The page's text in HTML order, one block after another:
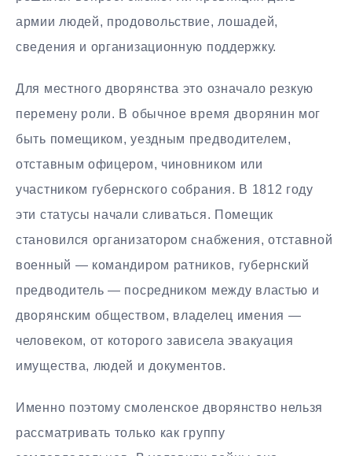
армии людей, продовольствие, лошадей,
сведения и организационную поддержку.
Для местного дворянства это означало резкую
перемену роли. В обычное время дворянин мог
быть помещиком, уездным предводителем,
отставным офицером, чиновником или
участником губернского собрания. В 1812 году
эти статусы начали сливаться. Помещик
становился организатором снабжения, отставной
военный — командиром ратников, губернский
предводитель — посредником между властью и
дворянским обществом, владелец имения —
человеком, от которого зависела эвакуация
имущества, людей и документов.
Именно поэтому смоленское дворянство нельзя
рассматривать только как группу